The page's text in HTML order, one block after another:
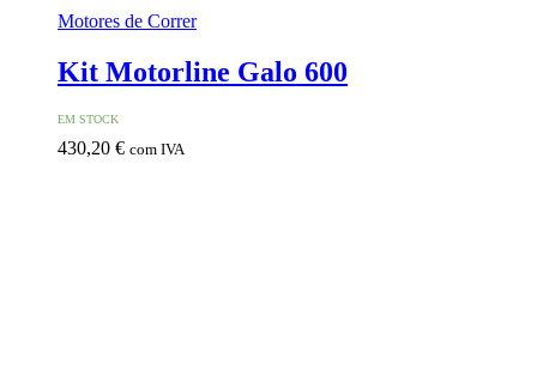
Motores de Correr
Kit Motorline Galo 600
EM STOCK
430,20 € com IVA